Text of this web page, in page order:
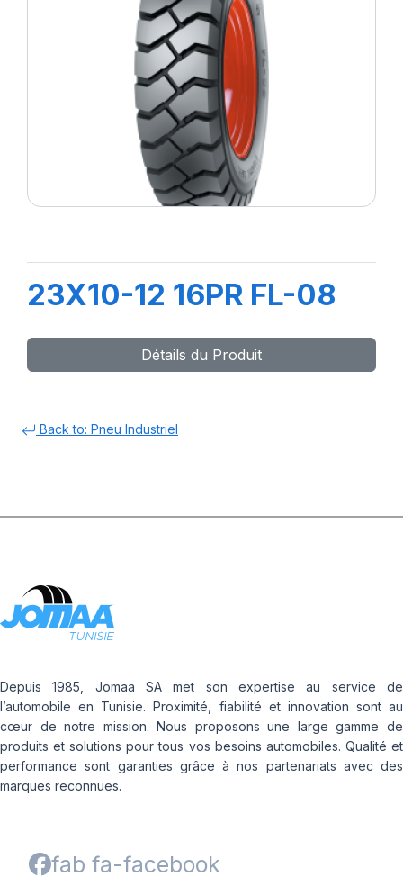
23X10-12 16PR FL-08
Détails du Produit
Back to: Pneu Industriel
Depuis 1985, Jomaa SA met son expertise au service de
l’automobile en Tunisie. Proximité, fiabilité et innovation sont au
cœur de notre mission. Nous proposons une large gamme de
produits et solutions pour tous vos besoins automobiles. Qualité et
performance sont garanties grâce à nos partenariats avec des
marques reconnues.
fab fa-facebook